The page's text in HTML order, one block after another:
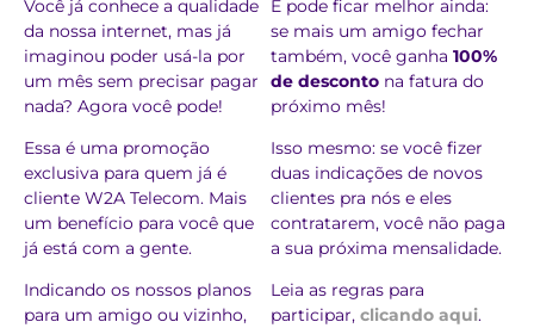
Você já conhece a qualidade
da nossa internet, mas já
imaginou poder usá-la por
um mês sem precisar pagar
nada? Agora você pode!
Essa é uma promoção
exclusiva para quem já é
cliente W2A Telecom. Mais
um benefício para você que
já está com a gente.
Indicando os nossos planos
para um amigo ou vizinho,
E pode ficar melhor ainda:
se mais um amigo fechar
também, você ganha 100%
de descontona fatura do
próximo mês!
Isso mesmo: se você fizer
duas indicações de novos
clientes pra nós e eles
contratarem, você não paga
a sua próxima mensalidade.
Leia as regras para
participar, clicando aqui.